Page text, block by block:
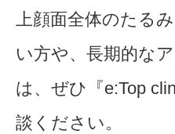
上顔面全体のたる
い方や、長期的な
は、ぜひ『e:Top
談ください。